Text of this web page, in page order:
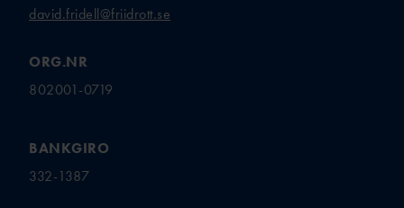
david.fridell@friidrott.se
ORG.NR
802001-0719
BANKGIRO
332-1387